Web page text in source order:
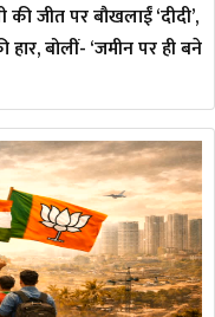
जीत पर बौखलाईं ‘दीदी’,
हार, बोलीं- ‘जमीन पर ही बने